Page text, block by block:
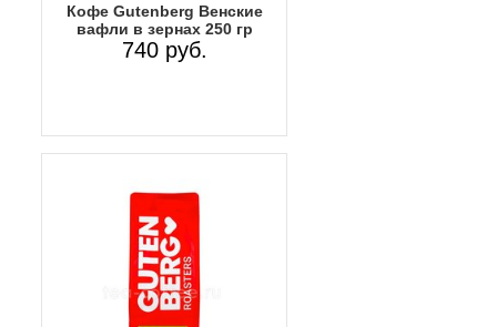
Кофе Gutenberg Венские
вафли в зернах 250 гр
740 руб.